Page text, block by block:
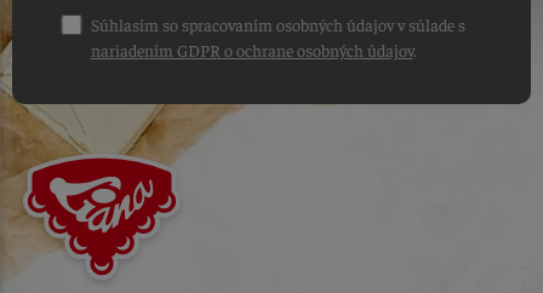
Súhlasím so spracovaním osobných údajov v súlade s
nariadením GDPR o ochrane osobných údajov.